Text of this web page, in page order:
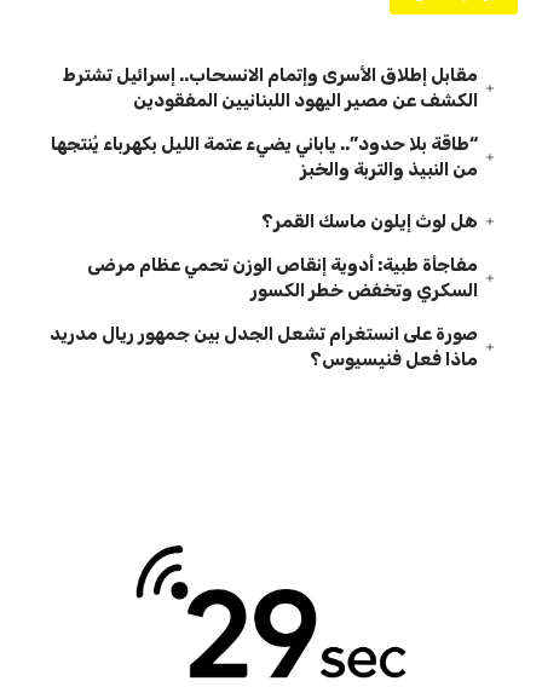
مقابل إطلاق الأسرى وإتمام الانسحاب.. إسرائيل تشترط
الكشف عن مصير اليهود اللبنانيين المفقودين
“طاقة بلا حدود”.. ياباني يضيء عتمة الليل بكهرباء يُنتجها
من النبيذ والتربة والخبز
هل لوث إيلون ماسك القمر؟
مفاجأة طبية: أدوية إنقاص الوزن تحمي عظام مرضى
السكري وتخفض خطر الكسور
صورة على انستغرام تشعل الجدل بين جمهور ريال مدريد
ماذا فعل فنيسيوس؟